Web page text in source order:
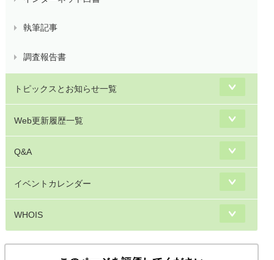
執筆記事
調査報告書
トピックスとお知らせ一覧
Web更新履歴一覧
Q&A
イベントカレンダー
WHOIS